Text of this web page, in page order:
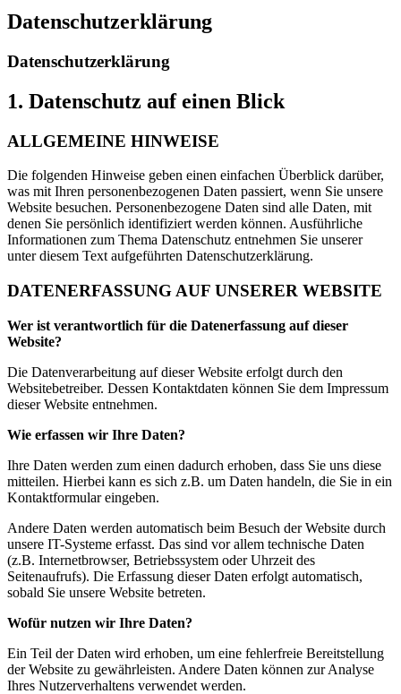
Datenschutzerklärung
Datenschutzerklärung
1. Datenschutz auf einen Blick
ALLGEMEINE HINWEISE
Die folgenden Hinweise geben einen einfachen Überblick darüber,
was mit Ihren personenbezogenen Daten passiert, wenn Sie unsere
Website besuchen. Personenbezogene Daten sind alle Daten, mit
denen Sie persönlich identifiziert werden können. Ausführliche
Informationen zum Thema Datenschutz entnehmen Sie unserer
unter diesem Text aufgeführten Datenschutzerklärung.
DATENERFASSUNG AUF UNSERER WEBSITE
Wer ist verantwortlich für die Datenerfassung auf dieser
Website?
Die Datenverarbeitung auf dieser Website erfolgt durch den
Websitebetreiber. Dessen Kontaktdaten können Sie dem Impressum
dieser Website entnehmen.
Wie erfassen wir Ihre Daten?
Ihre Daten werden zum einen dadurch erhoben, dass Sie uns diese
mitteilen. Hierbei kann es sich z.B. um Daten handeln, die Sie in ein
Kontaktformular eingeben.
Andere Daten werden automatisch beim Besuch der Website durch
unsere IT-Systeme erfasst. Das sind vor allem technische Daten
(z.B. Internetbrowser, Betriebssystem oder Uhrzeit des
Seitenaufrufs). Die Erfassung dieser Daten erfolgt automatisch,
sobald Sie unsere Website betreten.
Wofür nutzen wir Ihre Daten?
Ein Teil der Daten wird erhoben, um eine fehlerfreie Bereitstellung
der Website zu gewährleisten. Andere Daten können zur Analyse
Ihres Nutzerverhaltens verwendet werden.